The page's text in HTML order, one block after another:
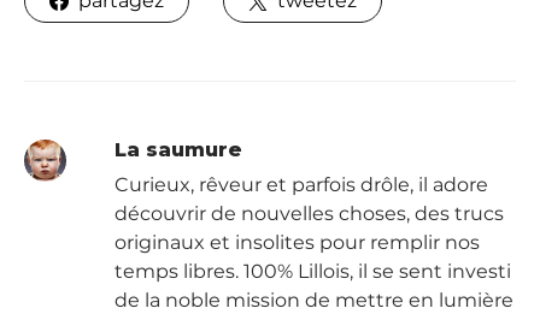
La saumure
Curieux, rêveur et parfois drôle, il adore
découvrir de nouvelles choses, des trucs
originaux et insolites pour remplir nos
temps libres. 100% Lillois, il se sent investi
de la noble mission de mettre en lumière